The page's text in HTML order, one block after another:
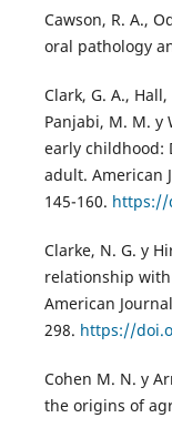
Cawson, R. A.,
oral pathology
Clark, G. A.,
Panjabi, M. M. y
early childhood:
adult. American
145-160. https://
Clarke, N. G. y
relationship
American
298. https://
Cohen M. N. y
the origins of